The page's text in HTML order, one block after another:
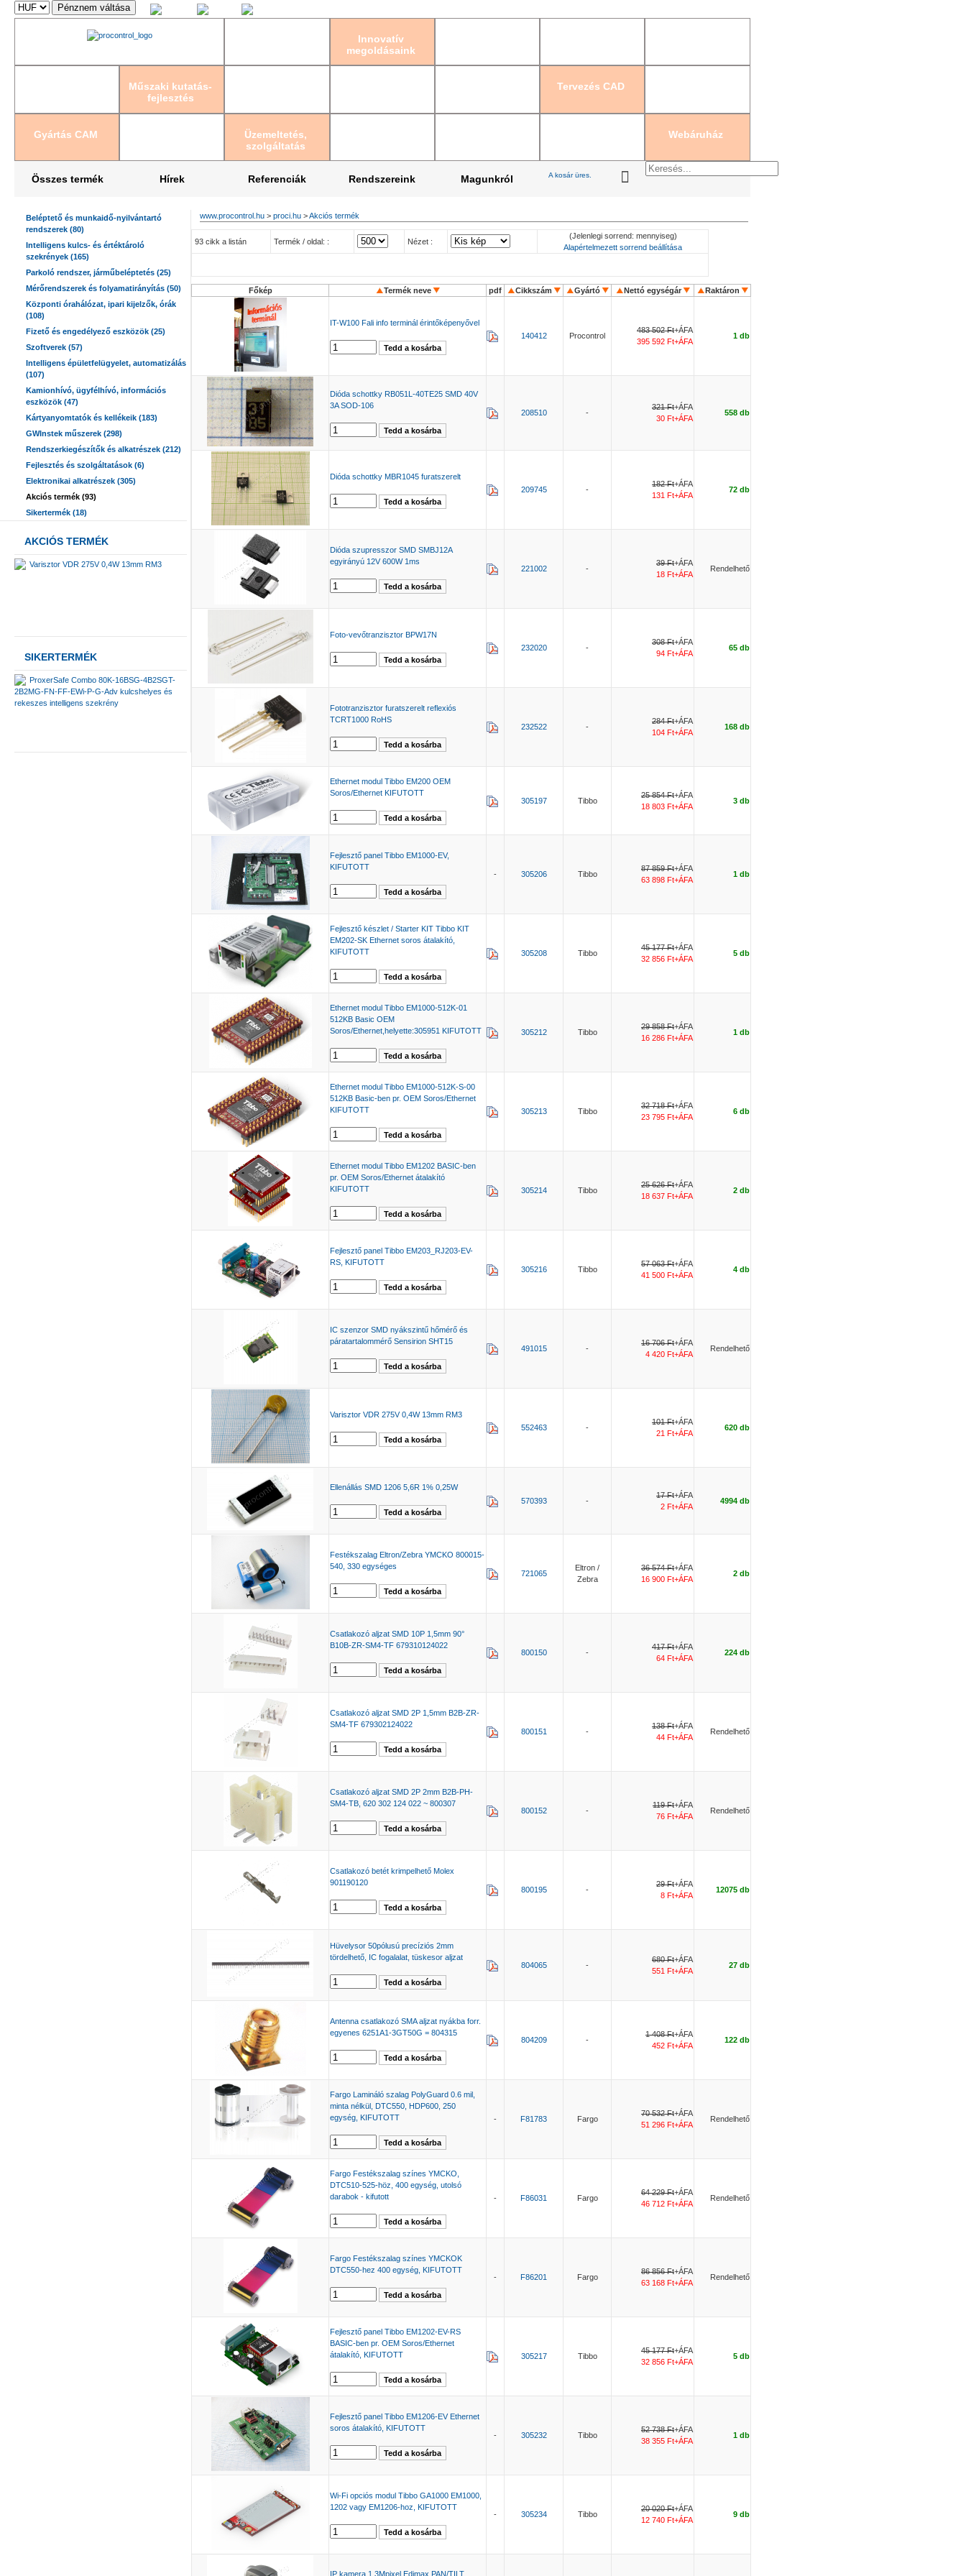
Innovatív
megoldásaink
Műszaki kutatás-
fejlesztés
Tervezés CAD
Gyártás CAM
Üzemeltetés,
szolgáltatás
Webáruház
Összes termék Hírek Referenciák Rendszereink Magunkról A kosár üres.
Beléptető és munkaidő-nyilvántartó
rendszerek (80)
Intelligens kulcs- és értéktároló
szekrények (165)
Parkoló rendszer, járműbeléptetés (25)
Mérőrendszerek és folyamatirányítás (50)
Központi órahálózat, ipari kijelzők, órák
(108)
Fizető és engedélyező eszközök (25)
Szoftverek (57)
Intelligens épületfelügyelet, automatizálás
(107)
Kamionhívó, ügyfélhívó, információs
eszközök (47)
Kártyanyomtatók és kellékeik (183)
GWInstek műszerek (298)
Rendszerkiegészítők és alkatrészek (212)
Fejlesztés és szolgáltatások (6)
Elektronikai alkatrészek (305)
Akciós termék (93)
Sikertermék (18)
AKCIÓS TERMÉK
Varisztor VDR 275V 0,4W 13mm RM3
SIKERTERMÉK
ProxerSafe Combo 80K-16BSG-4B2SGT-
2B2MG-FN-FF-EWi-P-G-Adv kulcshelyes és
rekeszes intelligens szekrény
www.procontrol.hu > proci.hu >Akciós termék
93 cikk a listán Termék / oldal: : Nézet :
(Jelenlegi sorrend: mennyiseg)
Alapértelmezett sorrend beállítása
Főkép Termék neve pdf Cikkszám Gyártó Nettó egységár Raktáron
IT-W100 Fali info terminál érintőképenyővel
140412
Procontrol
483 502 Ft+ÁFA
395 592 Ft+ÁFA
1 db
Dióda schottky RB051L-40TE25 SMD 40V
3A SOD-106
208510
-
321 Ft+ÁFA
30 Ft+ÁFA
558 db
Dióda schottky MBR1045 furatszerelt
209745
-
182 Ft+ÁFA
131 Ft+ÁFA
72 db
Dióda szupresszor SMD SMBJ12A
egyirányú 12V 600W 1ms
221002
-
39 Ft+ÁFA
18 Ft+ÁFA
Rendelhető
Foto-vevőtranzisztor BPW17N
232020
-
308 Ft+ÁFA
94 Ft+ÁFA
65 db
Fototranzisztor furatszerelt reflexiós
TCRT1000 RoHS
232522
-
284 Ft+ÁFA
104 Ft+ÁFA
168 db
Ethernet modul Tibbo EM200 OEM
Soros/Ethernet KIFUTOTT
305197
Tibbo
25 854 Ft+ÁFA
18 803 Ft+ÁFA
3 db
Fejlesztő panel Tibbo EM1000-EV,
KIFUTOTT
-
305206 Tibbo
87 859 Ft+ÁFA
63 898 Ft+ÁFA
1 db
Fejlesztő készlet / Starter KIT Tibbo KIT
EM202-SK Ethernet soros átalakító,
KIFUTOTT
305208 Tibbo
45 177 Ft+ÁFA
32 856 Ft+ÁFA
5 db
Ethernet modul Tibbo EM1000-512K-01
512KB Basic OEM
Soros/Ethernet,helyette:305951 KIFUTOTT
305212 Tibbo
29 858 Ft+ÁFA
16 286 Ft+ÁFA
1 db
Ethernet modul Tibbo EM1000-512K-S-00
512KB Basic-ben pr. OEM Soros/Ethernet
KIFUTOTT
305213 Tibbo
32 718 Ft+ÁFA
23 795 Ft+ÁFA
6 db
Ethernet modul Tibbo EM1202 BASIC-ben
pr. OEM Soros/Ethernet átalakító
KIFUTOTT
305214 Tibbo
25 626 Ft+ÁFA
18 637 Ft+ÁFA
2 db
Fejlesztő panel Tibbo EM203_RJ203-EV-
RS, KIFUTOTT
305216
Tibbo
57 063 Ft+ÁFA
41 500 Ft+ÁFA
4 db
IC szenzor SMD nyákszintű hőmérő és
páratartalommérő Sensirion SHT15
491015
-
16 706 Ft+ÁFA
4 420 Ft+ÁFA
Rendelhető
Varisztor VDR 275V 0,4W 13mm RM3
552463
-
101 Ft+ÁFA
21 Ft+ÁFA
620 db
Ellenállás SMD 1206 5,6R 1% 0,25W
570393
-
17 Ft+ÁFA
2 Ft+ÁFA
4994 db
Festékszalag Eltron/Zebra YMCKO 800015-
540, 330 egységes
721065
Eltron /
Zebra
36 574 Ft+ÁFA
16 900 Ft+ÁFA
2 db
Csatlakozó aljzat SMD 10P 1,5mm 90°
B10B-ZR-SM4-TF 679310124022
800150
-
417 Ft+ÁFA
64 Ft+ÁFA
224 db
Csatlakozó aljzat SMD 2P 1,5mm B2B-ZR-
SM4-TF 679302124022
800151
-
138 Ft+ÁFA
44 Ft+ÁFA
Rendelhető
Csatlakozó aljzat SMD 2P 2mm B2B-PH-
SM4-TB, 620 302 124 022 ~ 800307
800152
-
119 Ft+ÁFA
76 Ft+ÁFA
Rendelhető
Csatlakozó betét krimpelhető Molex
901190120
800195
-
29 Ft+ÁFA
8 Ft+ÁFA
12075 db
Hüvelysor 50pólusú precíziós 2mm
tördelhető, IC fogalalat, tüskesor aljzat
804065
-
680 Ft+ÁFA
551 Ft+ÁFA
27 db
Antenna csatlakozó SMA aljzat nyákba forr.
egyenes 6251A1-3GT50G = 804315
804209
-
1 408 Ft+ÁFA
452 Ft+ÁFA
122 db
Fargo Lamináló szalag PolyGuard 0.6 mil,
minta nélkül, DTC550, HDP600, 250
egység, KIFUTOTT
- F81783 Fargo
70 532 Ft+ÁFA
51 296 Ft+ÁFA
Rendelhető
Fargo Festékszalag színes YMCKO,
DTC510-525-höz, 400 egység, utolsó
darabok - kifutott
- F86031 Fargo
64 229 Ft+ÁFA
46 712 Ft+ÁFA
Rendelhető
Fargo Festékszalag színes YMCKOK
DTC550-hez 400 egység, KIFUTOTT
-
F86201 Fargo
86 856 Ft+ÁFA
63 168 Ft+ÁFA
Rendelhető
Fejlesztő panel Tibbo EM1202-EV-RS
BASIC-ben pr. OEM Soros/Ethernet
átalakító, KIFUTOTT
305217 Tibbo
45 177 Ft+ÁFA
32 856 Ft+ÁFA
5 db
Fejlesztő panel Tibbo EM1206-EV Ethernet
soros átalakító, KIFUTOTT
-
305232 Tibbo
52 738 Ft+ÁFA
38 355 Ft+ÁFA
1 db
Wi-Fi opciós modul Tibbo GA1000 EM1000,
1202 vagy EM1206-hoz, KIFUTOTT
-
305234 Tibbo
20 020 Ft+ÁFA
12 740 Ft+ÁFA
9 db
IP kamera 1,3Mpixel Edimax PAN/TILT